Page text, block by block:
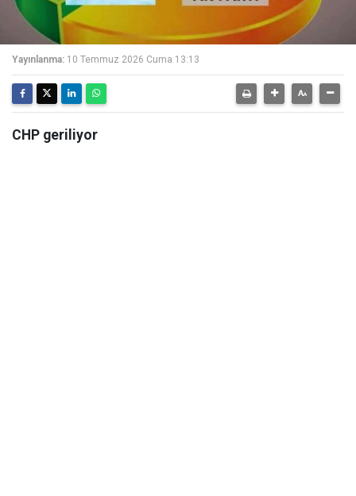
Yayınlanma: 10 Temmuz 2026 Cuma 13:13
CHP geriliyor